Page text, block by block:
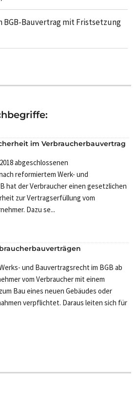
BGB-Bauvertrag mit Fristsetzung
im Verbraucherbauvertrag
abgeschlossenen
reformiertem Werk- und
hat der Verbraucher einen gesetzlichen
zur Vertragserfüllung vom
Dazu se...
und Bauvertragsrecht im BGB ab
vom Verbraucher mit einem
Bau eines neuen Gebäudes oder
verpflichtet. Daraus leiten sich für